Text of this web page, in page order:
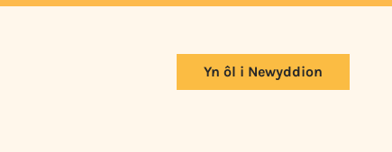
Yn ôl i Newyddion